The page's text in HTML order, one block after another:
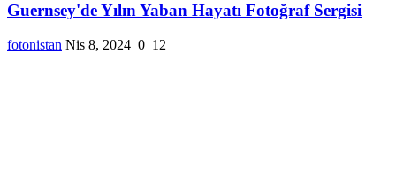
Guernsey'de Yılın Yaban Hayatı Fotoğraf Sergisi
fotonistan Nis 8, 2024 0 12